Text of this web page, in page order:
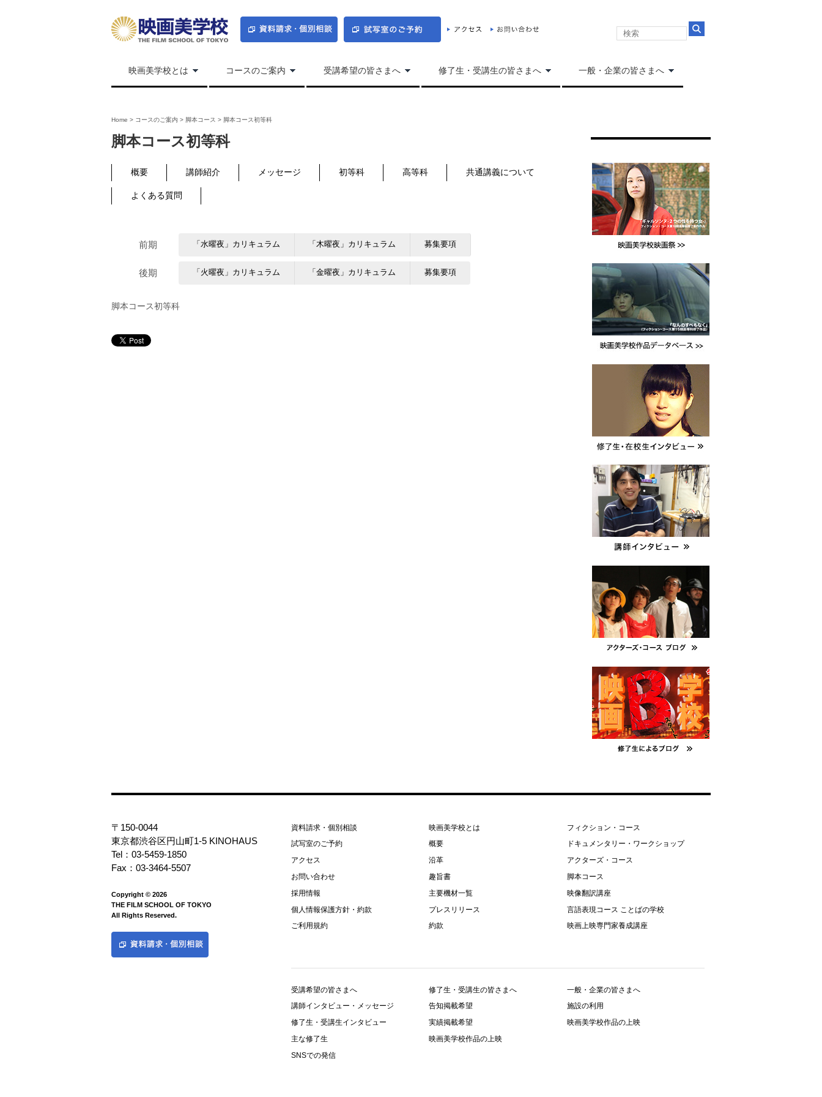
映画美学校とは コースのご案内 受講希望の皆さまへ 修了生・受講生の皆さまへ 一般・企業の皆さまへ
Home > コースのご案内 > 脚本コース > 脚本コース初等科
脚本コース初等科
概要 講師紹介 メッセージ 初等科 高等科 共通講義について
よくある質問
前期
後期
「水曜夜」カリキュラム 「木曜夜」カリキュラム 募集要項
「火曜夜」カリキュラム 「金曜夜」カリキュラム 募集要項
脚本コース初等科
〒150-0044
東京都渋谷区円山町1-5 KINOHAUS
Tel：03-5459-1850
Fax：03-3464-5507
Copyright © 2026
THE FILM SCHOOL OF TOKYO
All Rights Reserved.
資料請求・個別相談
試写室のご予約
アクセス
お問い合わせ
採用情報
個人情報保護方針・約款
ご利用規約
映画美学校とは
概要
沿革
趣旨書
主要機材一覧
プレスリリース
約款
フィクション・コース
ドキュメンタリー・ワークショップ
アクターズ・コース
脚本コース
映像翻訳講座
言語表現コース ことばの学校
映画上映専門家養成講座
受講希望の皆さまへ
講師インタビュー・メッセージ
修了生・受講生インタビュー
主な修了生
SNSでの発信
修了生・受講生の皆さまへ
告知掲載希望
実績掲載希望
映画美学校作品の上映
一般・企業の皆さまへ
施設の利用
映画美学校作品の上映